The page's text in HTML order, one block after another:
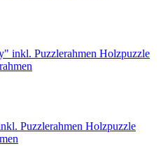
Holzpuzzle
Holzpuzzle